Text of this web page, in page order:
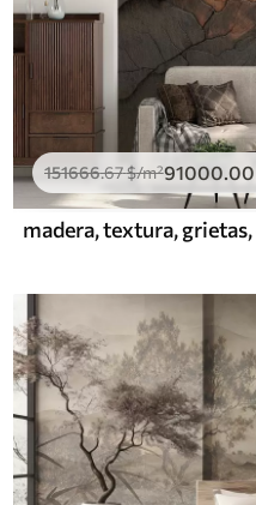
151666.67$/m²91000 .00